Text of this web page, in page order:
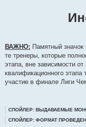
ВАЖНО: Памятный значок
те тренеры, которые
этапа, вне зависимости
квалификационного этапа
участие в финале Лиги
СПОЙЛЕР: ВЫДАВАЕМЫЕ
СПОЙЛЕР: ФОРМАТ